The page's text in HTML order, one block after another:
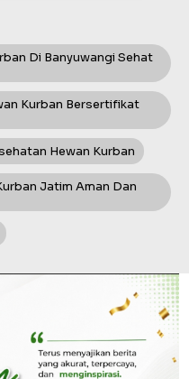
Di Banyuwangi Sehat
Kurban Bersertifikat
Hewan Kurban
Jatim Aman Dan